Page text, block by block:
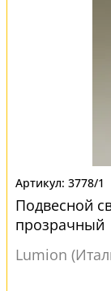
3778/1
Подвесной
прозрачный
Lumion